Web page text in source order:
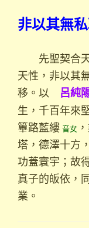
非以其無
先聖契合天
天性，非以其
移。以 呂純
生，千百年來
篳路藍縷 音女
塔，德澤十方
功蓋寰宇；故
真子的皈依，
業。